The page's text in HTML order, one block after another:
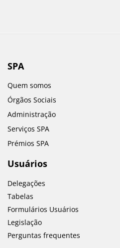
SPA
Quem somos
Órgãos Sociais
Administração
Serviços SPA
Prémios SPA
Usuários
Delegações
Tabelas
Formulários Usuários
Legislação
Perguntas frequentes